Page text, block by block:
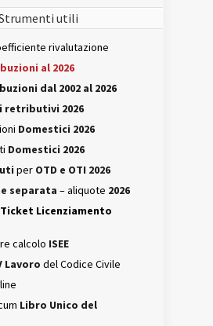
utili
rivalutazione
al 2026
dal 2002 al 2026
retributivi 2026
Domestici 2026
Domestici 2026
per OTD e OTI 2026
separata – aliquote 2026
Licenziamento
calcolo ISEE
Lavoro del Codice Civile
Libro Unico del